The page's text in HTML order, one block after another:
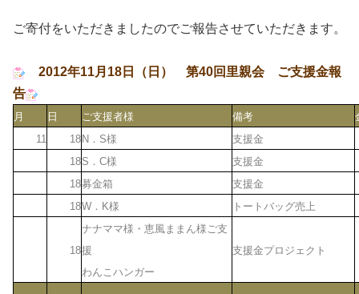
ご寄付をいただきましたのでご報告させていただきます。
2012年11月18日（日） 第40回里親会 ご支援金報
告
月 日 ご支援者様 備考
11
18 N．S様
支援金
18S．C様
支援金
18募金箱
支援金
18W．K様 トートバッグ売上
18
ナナママ様・恵風ままん様ご支
援
わんこハンガー
支援金プロジェクト